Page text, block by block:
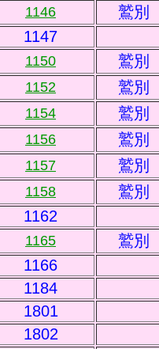
1146
鷲別
1147
1150 鷲別
1152 鷲別
1154 鷲別
1156 鷲別
1157 鷲別
1158
鷲別
1162
1165
鷲別
1166
1184
1801
1802